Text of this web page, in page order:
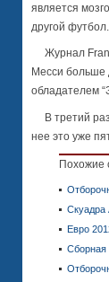
является
другой
Журнал
Месси больше
обладателем “
В третий раз
нее это уже
Похожие
Скуадра
Евро
Сборная